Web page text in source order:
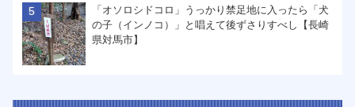
「オソロシドコロ」うっかり禁足地に入ったら「犬
の子（インノコ）」と唱えて後ずさりすべし【長崎
県対馬市】